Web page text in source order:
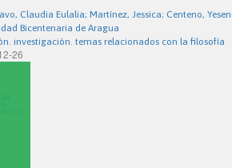
Claudia Eulalia; Martínez, Jessica; Centeno,
Bicentenaria de Aragua
investigación. temas relacionados con la filosofía
26